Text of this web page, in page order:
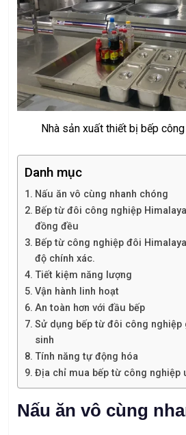
Nhà sản xuất thiết bị bếp
Danh mục
Nấu ăn vô cùng nhanh chóng
Bếp từ đôi công nghiệp
đồng đều
Bếp từ công nghiệp đôi
độ chính xác.
Tiết kiệm năng lượng
Vận hành linh hoạt
An toàn hơn với đầu bếp
Sử dụng bếp từ đôi công nghiệp
sinh
Tính năng tự động hóa
Địa chỉ mua bếp từ công nghiệp
Nấu ăn vô cùng